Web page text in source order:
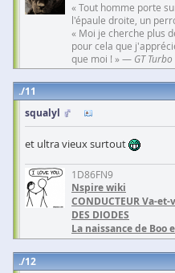
« Tout homme porte
l'épaule droite, un
« Moi je cherche plus
pour cela que
que moi ! » — GT Turbo
11
squalyl
et ultra vieux surtout
1D86FN9
Nspire wiki
CONDUCTEUR Va-et-
DES DIODES
La naissance de Boo
12